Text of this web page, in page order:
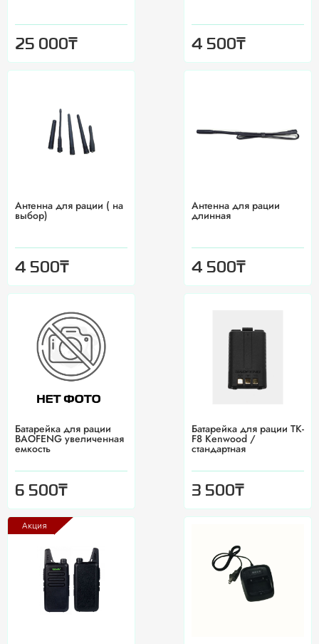
25 000₸ 4 500₸
Антенна для рации ( на
выбор)
4 500₸
Антенна для рации
длинная
4 500₸
Батарейка для рации
BAOFENG увеличенная
емкость
6 500₸
Батарейка для рации TK-
F8 Kenwood /
стандартная
3 500₸
Акция